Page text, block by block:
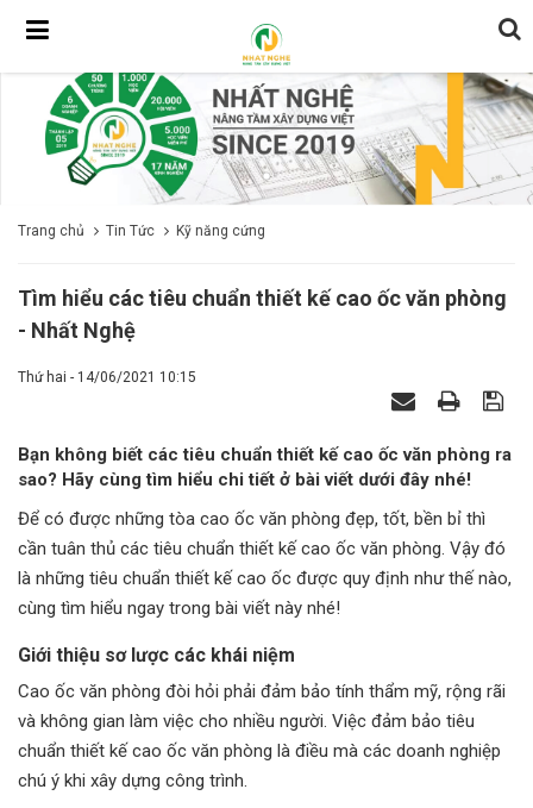
Trang chủ Tin Tức Kỹ năng cứng
Tìm hiểu các tiêu chuẩn thiết kế cao ốc văn phòng
- Nhất Nghệ
Thứ hai - 14/06/2021 10:15
Bạn không biết các tiêu chuẩn thiết kế cao ốc văn phòng ra
sao? Hãy cùng tìm hiểu chi tiết ở bài viết dưới đây nhé!
Để có được những tòa cao ốc văn phòng đẹp, tốt, bền bỉ thì
cần tuân thủ các tiêu chuẩn thiết kế cao ốc văn phòng. Vậy đó
là những tiêu chuẩn thiết kế cao ốc được quy định như thế nào,
cùng tìm hiểu ngay trong bài viết này nhé!
Giới thiệu sơ lược các khái niệm
Cao ốc văn phòng đòi hỏi phải đảm bảo tính thẩm mỹ, rộng rãi
và không gian làm việc cho nhiều người. Việc đảm bảo tiêu
chuẩn thiết kế cao ốc văn phòng là điều mà các doanh nghiệp
chú ý khi xây dựng công trình.